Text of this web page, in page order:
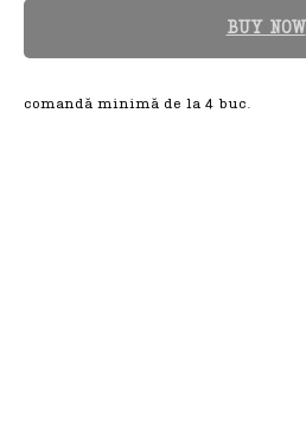
BUY NOW
comandă minimă de la 4 buc.